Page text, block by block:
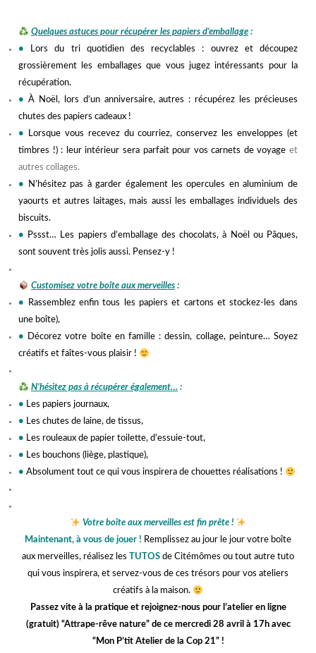
Quelques astuces pour récupérer les papiers d’emballage:
•
Lors du tri quotidien des recyclables : ouvrez et découpez
grossièrement les emballages que vous jugez intéressants pour la
récupération.
• À Noël, lors d’un anniversaire, autres : récupérez les précieuses
chutes des papiers cadeaux !
•
Lorsque vous recevez du courriez, conservez les enveloppes (et
timbres !) : leur intérieur sera parfait pour vos carnets de voyage et
autres collages.
•
N’hésitez pas à garder également les opercules en aluminium de
yaourts et autres laitages, mais aussi les emballages individuels des
biscuits.
•
Pssst… Les papiers d’emballage des chocolats, à Noël ou Pâques,
sont souvent très jolis aussi. Pensez-y !
Customisez votre boîte aux merveilles:
•
Rassemblez enfin tous les papiers et cartons et stockez-les dans
une boîte),
•
Décorez votre boîte en famille : dessin, collage, peinture… Soyez
créatifs et faîtes-vous plaisir !
N’hésitez pas à récupérer également… :
• Les papiers journaux,
• Les chutes de laine, de tissus,
• Les rouleaux de papier toilette, d’essuie-tout,
• Les bouchons (liège, plastique),
• Absolument tout ce qui vous inspirera de chouettes réalisations !
Votre boîte aux merveilles est fin prête !
Maintenant, à vous de jouer ! Remplissez au jour le jour votre boîte
aux merveilles, réalisez les
TUTOS de Citémômes ou tout autre tuto
qui vous inspirera, et servez-vous de ces trésors pour vos ateliers
créatifs à la maison.
Passez vite à la pratique et rejoignez-nous pour l’atelier en ligne
(gratuit) “Attrape-rêve nature” de ce mercredi 28 avril à 17h avec
“Mon P’tit Atelier de la Cop 21” !